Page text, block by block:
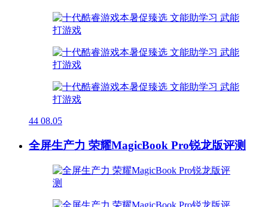
44 08.05
全屏生产力 荣耀MagicBook Pro锐龙版评测